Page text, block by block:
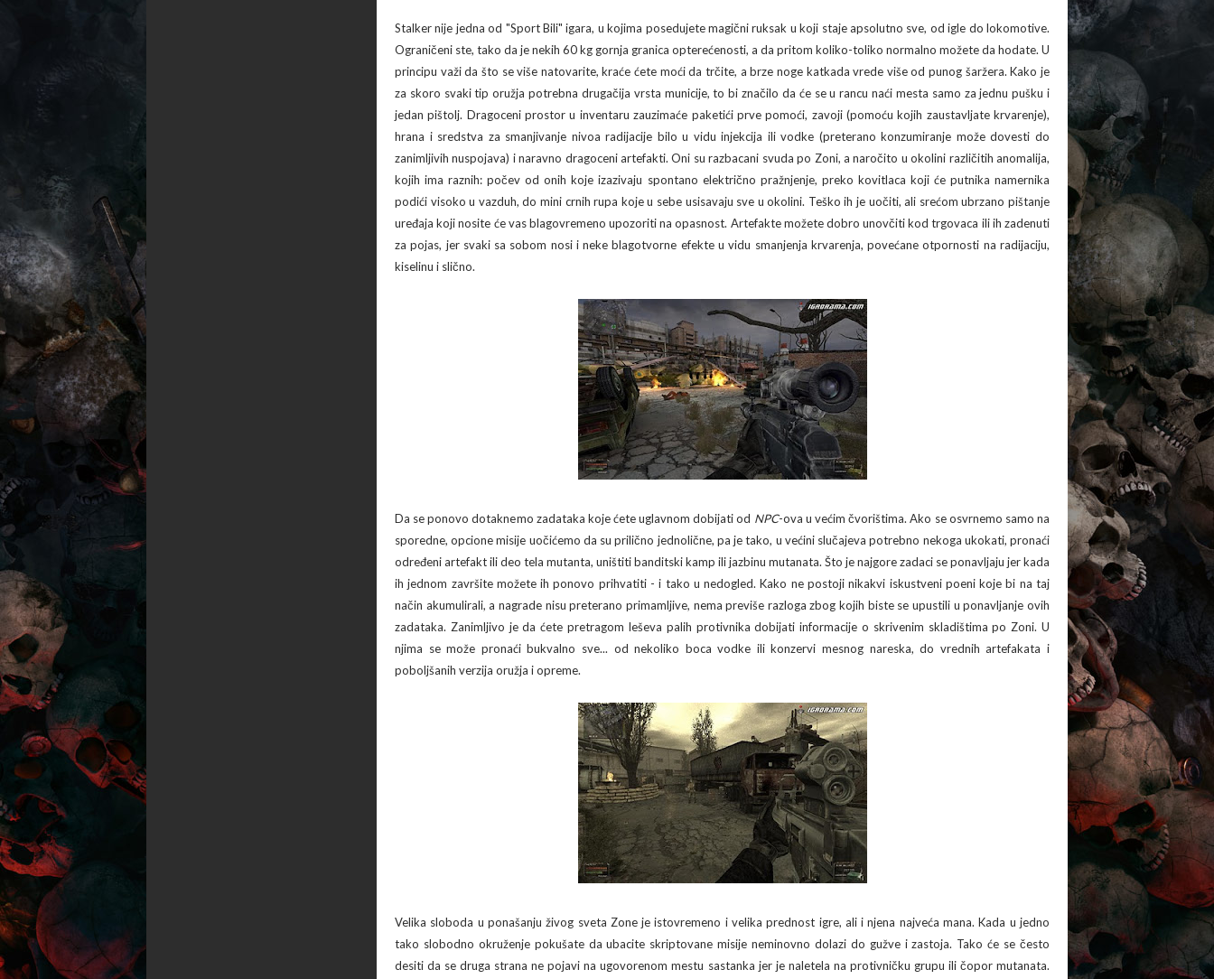
Stalker nije jedna od "Sport Bili" igara, u kojima posedujete magični ruksak u koji staje apsolutno sve, od igle do lokomotive.
Ograničeni ste, tako da je nekih 60 kg gornja granica opterećenosti, a da pritom koliko-toliko normalno možete da hodate. U
principu važi da što se više natovarite, kraće ćete moći da trčite, a brze noge katkada vrede više od punog šaržera. Kako je
za skoro svaki tip oružja potrebna drugačija vrsta municije, to bi značilo da će se u rancu naći mesta samo za jednu pušku i
jedan pištolj. Dragoceni prostor u inventaru zauzimaće paketići prve pomoći, zavoji (pomoću kojih zaustavljate krvarenje),
hrana i sredstva za smanjivanje nivoa radijacije bilo u vidu injekcija ili vodke (preterano konzumiranje može dovesti do
zanimljivih nuspojava) i naravno dragoceni artefakti. Oni su razbacani svuda po Zoni, a naročito u okolini različitih anomalija,
kojih ima raznih: počev od onih koje izazivaju spontano električno pražnjenje, preko kovitlaca koji će putnika namernika
podići visoko u vazduh, do mini crnih rupa koje u sebe usisavaju sve u okolini. Teško ih je uočiti, ali srećom ubrzano pištanje
uređaja koji nosite će vas blagovremeno upozoriti na opasnost. Artefakte možete dobro unovčiti kod trgovaca ili ih zadenuti
za pojas, jer svaki sa sobom nosi i neke blagotvorne efekte u vidu smanjenja krvarenja, povećane otpornosti na radijaciju,
kiselinu i slično.
Da se ponovo dotaknemo zadataka koje ćete uglavnom dobijati od NPC-ova u većim čvorištima. Ako se osvrnemo samo na
sporedne, opcione misije uočićemo da su prilično jednolične, pa je tako, u većini slučajeva potrebno nekoga ukokati, pronaći
određeni artefakt ili deo tela mutanta, uništiti banditski kamp ili jazbinu mutanata. Što je najgore zadaci se ponavljaju jer kada
ih jednom završite možete ih ponovo prihvatiti - i tako u nedogled. Kako ne postoji nikakvi iskustveni poeni koje bi na taj
način akumulirali, a nagrade nisu preterano primamljive, nema previše razloga zbog kojih biste se upustili u ponavljanje ovih
zadataka. Zanimljivo je da ćete pretragom leševa palih protivnika dobijati informacije o skrivenim skladištima po Zoni. U
njima se može pronaći bukvalno sve... od nekoliko boca vodke ili konzervi mesnog nareska, do vrednih artefakata i
poboljšanih verzija oružja i opreme.
Velika sloboda u ponašanju živog sveta Zone je istovremeno i velika prednost igre, ali i njena najveća mana. Kada u jedno
tako slobodno okruženje pokušate da ubacite skriptovane misije neminovno dolazi do gužve i zastoja. Tako će se često
desiti da se druga strana ne pojavi na ugovorenom mestu sastanka jer je naletela na protivničku grupu ili čopor mutanata.